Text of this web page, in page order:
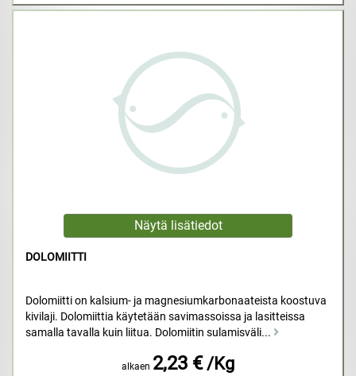
DOLOMIITTI
Dolomiitti on kalsium- ja magnesiumkarbonaateista koostuva
kivilaji. Dolomiittia käytetään savimassoissa ja lasitteissa
samalla tavalla kuin liitua. Dolomiitin sulamisväli...
alkaen 2,23 € /Kg